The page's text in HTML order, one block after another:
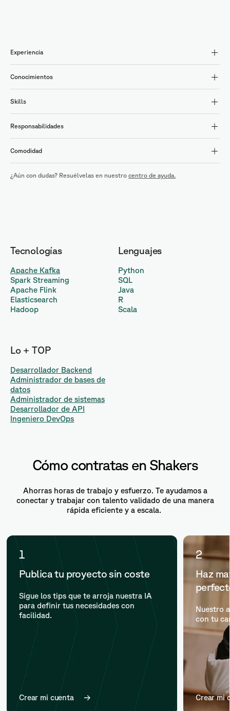
Experiencia
Conocimientos
Skills
Responsabilidades
Comodidad
¿Aún con dudas? Resuélvelas en nuestro centro de ayuda.
Tecnologías
Apache Kafka
Spark Streaming
Apache Flink
Elasticsearch
Hadoop
Lenguajes
Python
SQL
Java
R
Scala
Lo + TOP
Desarrollador Backend
Administrador de bases de
datos
Administrador de sistemas
Desarrollador de API
Ingeniero DevOps
Cómo contratas en Shakers
Ahorras horas de trabajo y esfuerzo. Te ayudamos a
conectar y trabajar con talento validado de una manera
rápida eficiente y a escala.
1
Publica tu proyecto sin coste
Sigue los tips que te arroja nuestra IA
para definir tus necesidades con
facilidad.
Crear mi cuenta
2
Haz
Nuestro
con tu
Crear mi